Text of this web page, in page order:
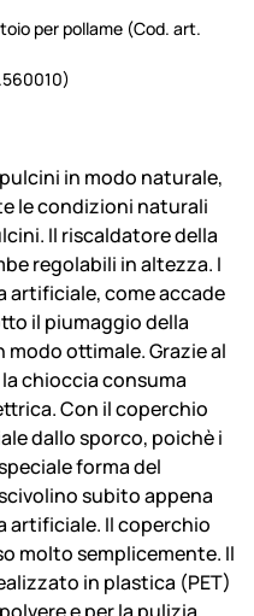
per pollame (Cod. art.
in modo naturale,
le condizioni naturali
Il riscaldatore della
regolabili in altezza. I
artificiale, come accade
il piumaggio della
ottimale. Grazie al
chioccia consuma
Con il coperchio
dallo sporco, poichè i
forma del
subito appena
artificiale. Il coperchio
molto semplicemente. Il
in plastica (PET)